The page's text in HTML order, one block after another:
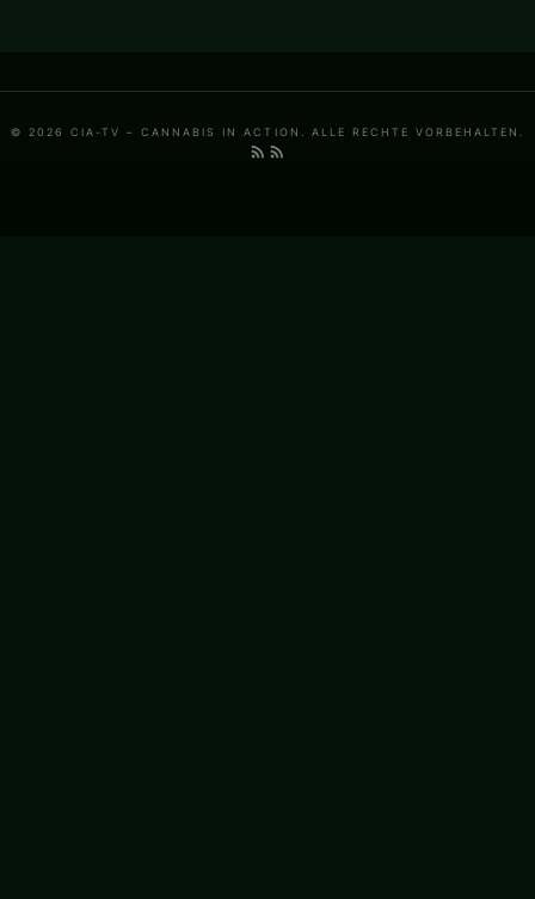
© 2026 CIA-TV – CANNABIS IN ACTION. ALLE RECHTE VORBEHALTEN.